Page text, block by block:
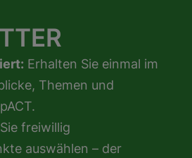
Erhalten Sie einmal im
Themen und
freiwillig
auswählen – der